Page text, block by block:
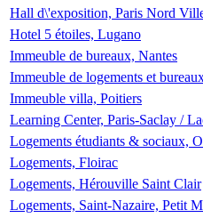
Hall d\'exposition, Paris Nord
Hotel 5 étoiles, Lugano
Immeuble de bureaux, Nantes
Immeuble de logements et
Immeuble villa, Poitiers
Learning Center, Paris-Saclay /
Logements étudiants & sociaux,
Logements, Floirac
Logements, Hérouville Saint Clair
Logements, Saint-Nazaire, Petit